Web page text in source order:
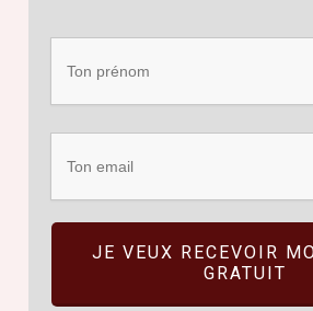
JE VEUX RECEVOIR
GRATUIT